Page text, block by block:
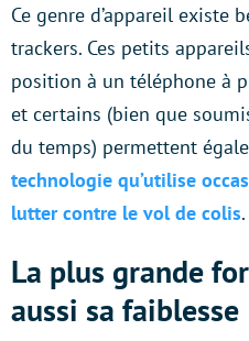
Ce genre d’appareil existe
trackers. Ces petits
position à un téléphone à
et certains (bien que
du temps) permettent
technologie qu’utilise
lutter contre le vol de colis.
La plus grande
aussi sa faiblesse